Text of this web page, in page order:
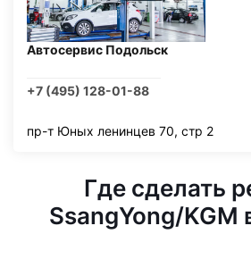
Автосервис Подольск
+7 (495) 128-01-88
пр-т Юных ленинцев 70, стр 2
Где сделать
SsangYong/KGM